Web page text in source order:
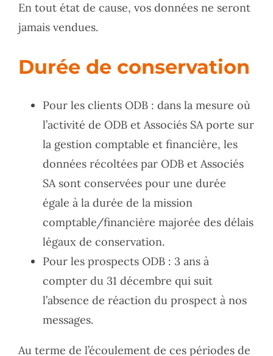
En tout état de cause, vos données ne seront
jamais vendues.
Durée de conservation
Pour les clients ODB : dans la mesure où
l’activité de ODB et Associés SA porte sur
la gestion comptable et financière, les
données récoltées par ODB et Associés
SA sont conservées pour une durée
égale à la durée de la mission
comptable/financière majorée des délais
légaux de conservation.
Pour les prospects ODB : 3 ans à
compter du 31 décembre qui suit
l’absence de réaction du prospect à nos
messages.
Au terme de l’écoulement de ces périodes de